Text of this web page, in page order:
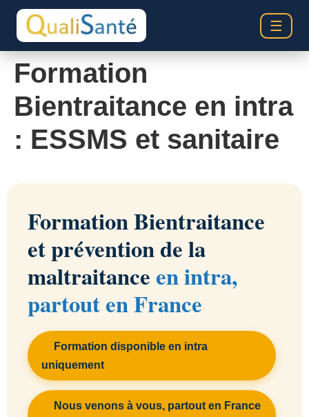
☰
Formation
Bientraitance en intra
: ESSMS et sanitaire
Formation Bientraitance
et prévention de la
maltraitanceen intra,
partout en France
Formation disponible en intra
uniquement
Nous venons à vous, partout en France